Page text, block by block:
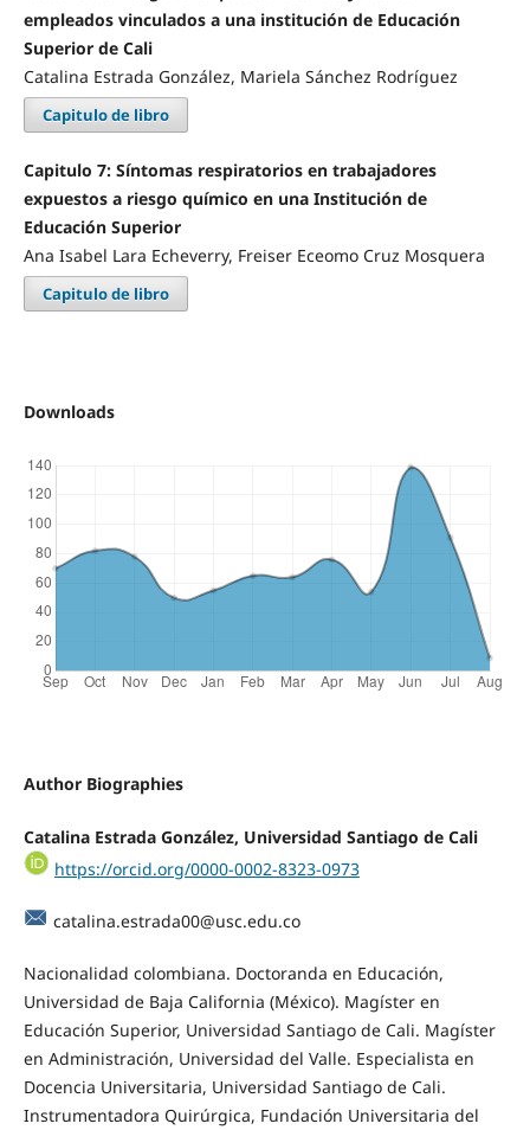
empleados vinculados a una institución de Educación
Superior de Cali
Catalina Estrada González, Mariela Sánchez Rodríguez
Capitulo de libro
Capitulo 7: Síntomas respiratorios en trabajadores
expuestos a riesgo químico en una Institución de
Educación Superior
Ana Isabel Lara Echeverry, Freiser Eceomo Cruz Mosquera
Capitulo de libro
Downloads
Author Biographies
Catalina Estrada González, Universidad Santiago de Cali
https://orcid.org/0000-0002-8323-0973
catalina.estrada00@usc.edu.co
Nacionalidad colombiana. Doctoranda en Educación,
Universidad de Baja California (México). Magíster en
Educación Superior, Universidad Santiago de Cali. Magíster
en Administración, Universidad del Valle. Especialista en
Docencia Universitaria, Universidad Santiago de Cali.
Instrumentadora Quirúrgica, Fundación Universitaria del